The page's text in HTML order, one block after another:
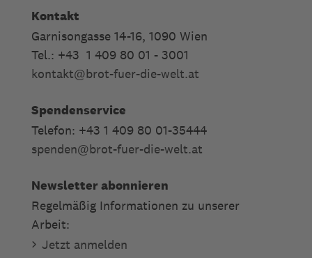
Kontakt
Garnisongasse 14-16, 1090 Wien
Tel.: +43 1 409 80 01 - 3001
kontakt@brot-fuer-die-welt.at
Spendenservice
Telefon: +43 1 409 80 01-35444
spenden@brot-fuer-die-welt.at
Newsletter abonnieren
Regelmäßig Informationen zu unserer
Arbeit:
Jetzt anmelden